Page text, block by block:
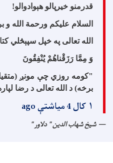
قدرمنو خیرپالو هېوادوالو!
السلام علیکم ورحمة الله و
الله تعالی په خپل سپېڅلي
وَ مِمَّا رَزَقْناهُمْ يُنْفِقُونَ
"کومه روزي چې مونږ
برخه) د الله تعالی د رضا
۱ کال 4 میاشتې ago
شیخ شهاب الدین " دلاور "